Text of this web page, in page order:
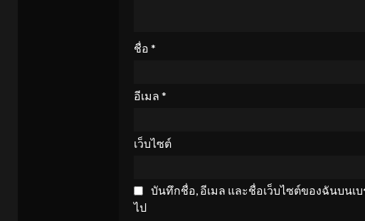
ชื่อ *
อีเมล *
เว็บไซต์
บันทึกชื่อ, อีเมล และชื่อเว็บไซต์ของฉันบนเ
ไป